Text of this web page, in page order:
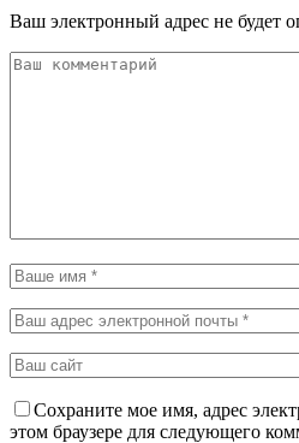
Ваш электронный адрес не будет
Сохраните мое имя, адрес
этом браузере для следующего